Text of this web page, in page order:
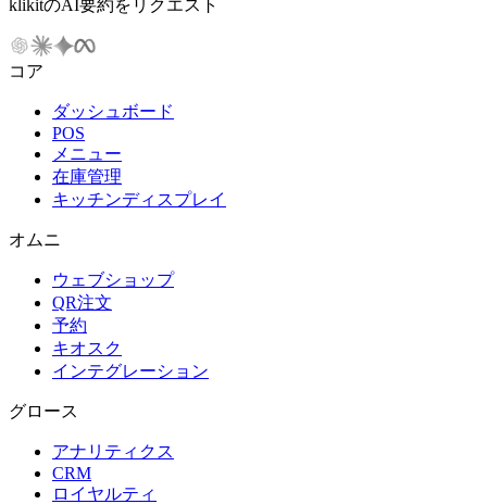
klikitのAI要約をリクエスト
コア
ダッシュボード
POS
メニュー
在庫管理
キッチンディスプレイ
オムニ
ウェブショップ
QR注文
予約
キオスク
インテグレーション
グロース
アナリティクス
CRM
ロイヤルティ